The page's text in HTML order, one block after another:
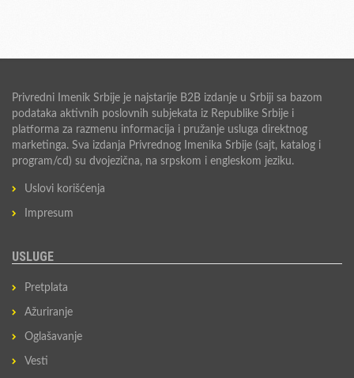
Privredni Imenik Srbije je najstarije B2B izdanje u Srbiji sa bazom
podataka aktivnih poslovnih subjekata iz Republike Srbije i
platforma za razmenu informacija i pružanje usluga direktnog
marketinga. Sva izdanja Privrednog Imenika Srbije (sajt, katalog i
program/cd) su dvojezična, na srpskom i engleskom jeziku.
Uslovi korišćenja
Impresum
USLUGE
Pretplata
Ažuriranje
Oglašavanje
Vesti